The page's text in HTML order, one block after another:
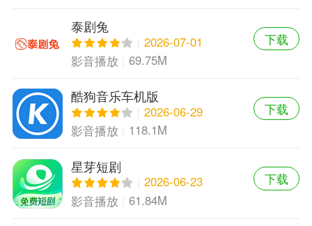
泰剧兔
2026-07-01
影音播放
69.75M
下载
酷狗音乐车机版
2026-06-29
影音播放
118.1M
下载
星芽短剧
2026-06-23
影音播放
61.84M
下载